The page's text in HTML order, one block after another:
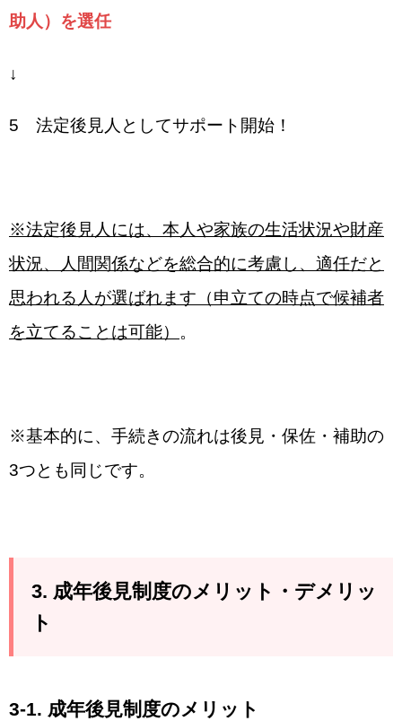
助人）を選任
↓
5 法定後見人としてサポート開始！
※法定後見人には、本人や家族の生活状況や財産
状況、人間関係などを総合的に考慮し、適任だと
思われる人が選ばれます（申立ての時点で候補者
を立てることは可能） 。
※基本的に、手続きの流れは後見・保佐・補助の
3つとも同じです。
3. 成年後見制度のメリット・デメリッ
ト
3-1. 成年後見制度のメリット